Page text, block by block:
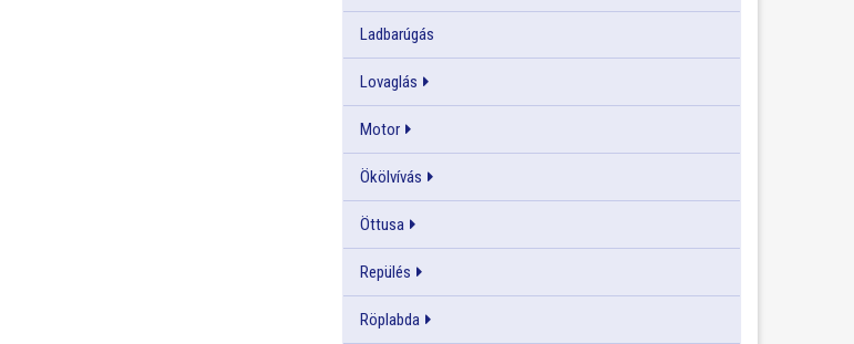
Ladbarúgás
Lovaglás
Motor
Ökölvívás
Öttusa
Repülés
Röplabda